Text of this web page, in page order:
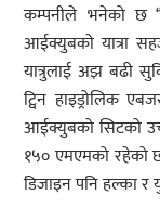
कम्पनीले भनेको छ
आईक्युबको यात्रा
यात्रुलाई अझ बढी
ट्विन हाइड्रोलिक
आईक्युबको सिटको
१५० एमएमको रहेको
डिजाइन पनि हल्का र